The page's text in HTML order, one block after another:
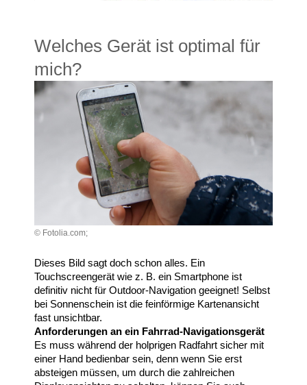
Welches Gerät ist optimal für
mich?
© Fotolia.com;
Dieses Bild sagt doch schon alles. Ein
Touchscreengerät wie z. B. ein Smartphone ist
definitiv nicht für Outdoor-Navigation geeignet! Selbst
bei Sonnenschein ist die feinförmige Kartenansicht
fast unsichtbar.
Anforderungen an ein Fahrrad-Navigationsgerät
Es muss während der holprigen Radfahrt sicher mit
einer Hand bedienbar sein, denn wenn Sie erst
absteigen müssen, um durch die zahlreichen